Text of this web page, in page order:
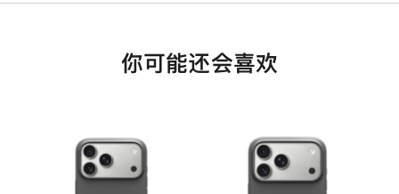
你可能还会喜欢